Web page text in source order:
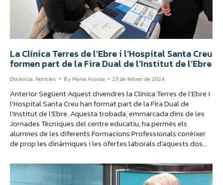
La Clínica Terres de l’Ebre i l’Hospital Santa Creu
formen part de la Fira Dual de l’Institut de l’Ebre
Docència, Notícies By Maria Acosta 23 de febrer de 2024
Anterior Següent Aquest divendres la Clínica Terres de l’Ebre i
l’Hospital Santa Creu han format part de la Fira Dual de
l’Institut de l’Ebre. Aquesta trobada, emmarcada dins de les
Jornades Tècniques del centre educatiu, ha permès els
alumnes de les diferents Formacions Professionals conèixer
de prop les dinàmiques i les ofertes laborals d’aquests dos…